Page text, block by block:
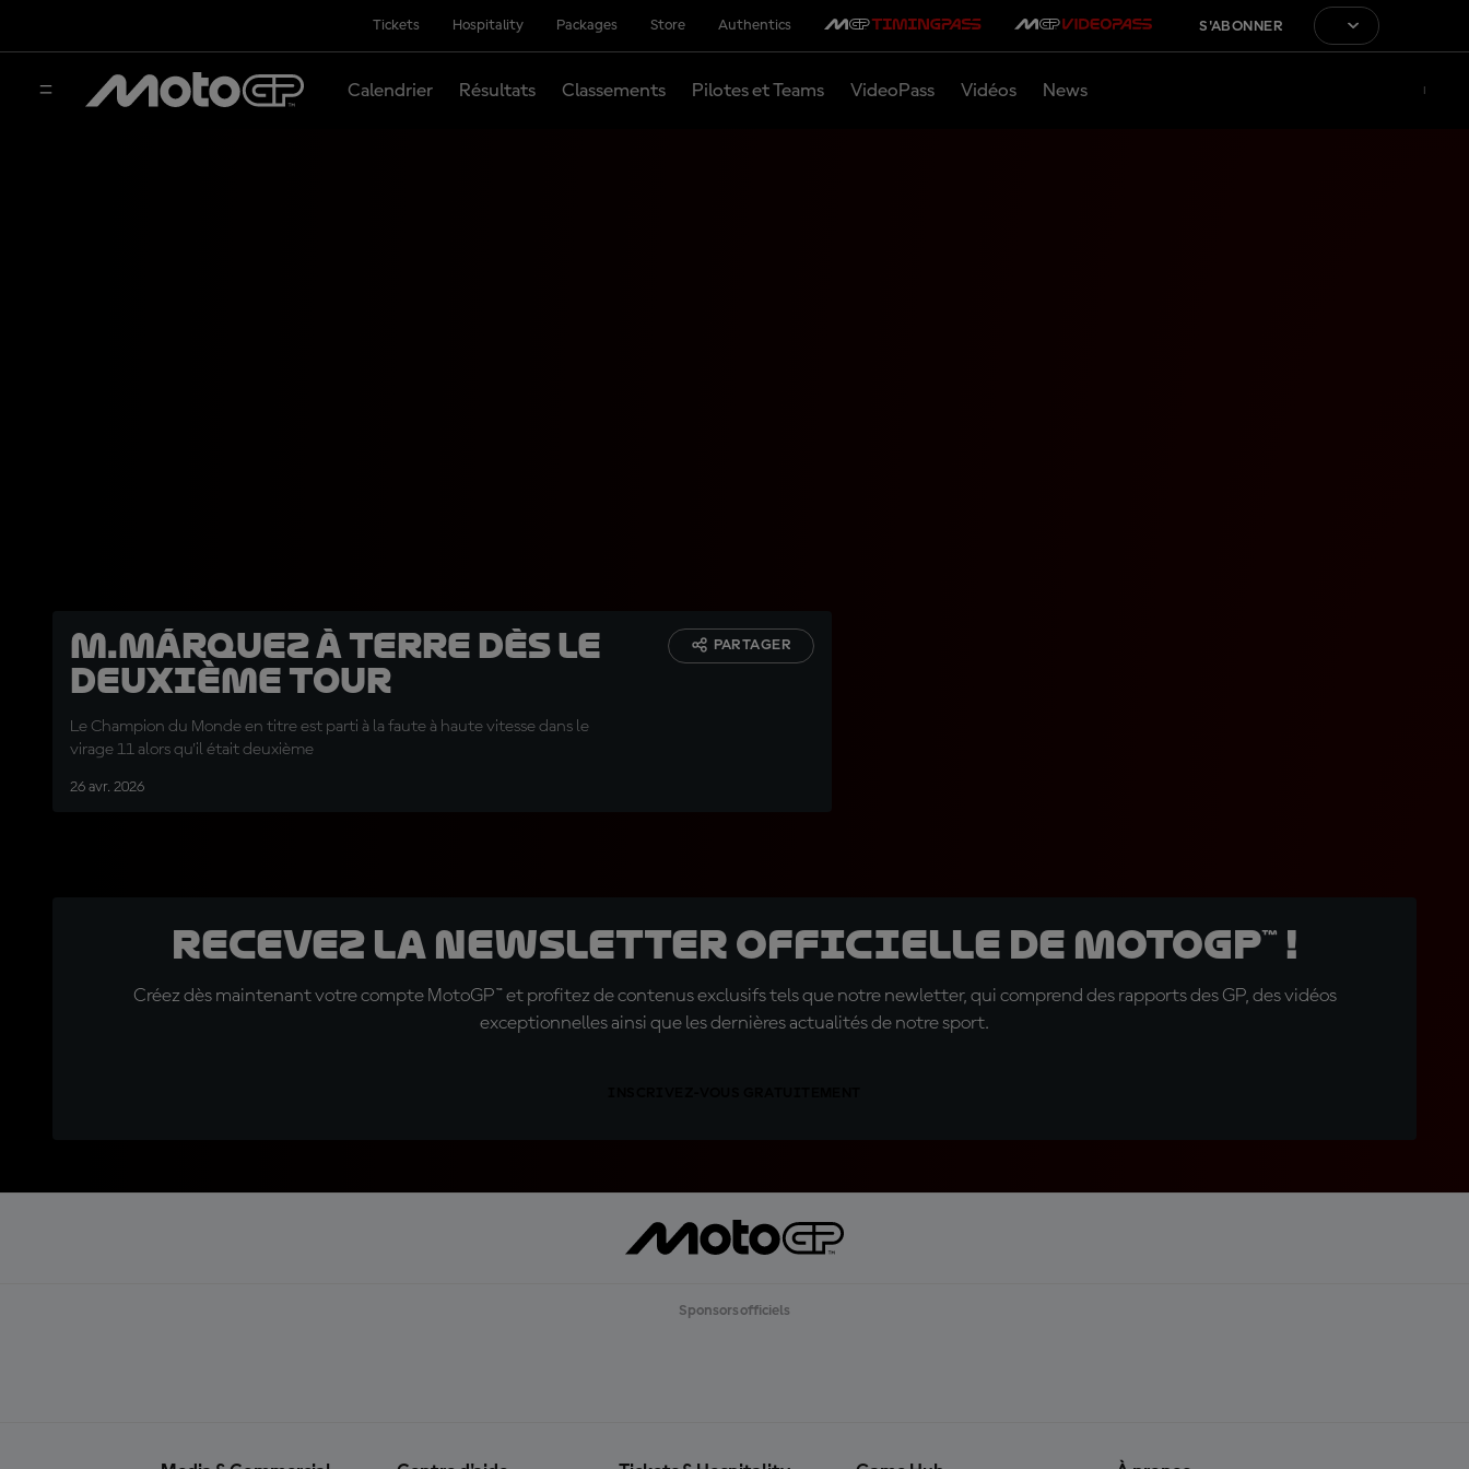
Tickets Hospitality Packages Store Authentics S'ABONNER
Calendrier Résultats Classements Pilotes et Teams VideoPass Vidéos News
M.Márquez à terre dès le
deuxième tour
Le Champion du Monde en titre est parti à la faute à haute vitesse dans le
virage 11 alors qu'il était deuxième
26 avr. 2026
PARTAGER
Recevez la Newsletter officielle de MotoGP™ !
Créez dès maintenant votre compte MotoGP™ et profitez de contenus exclusifs tels que notre newletter, qui comprend des rapports des GP, des vidéos
exceptionnelles ainsi que les dernières actualités de notre sport.
Sponsors officiels